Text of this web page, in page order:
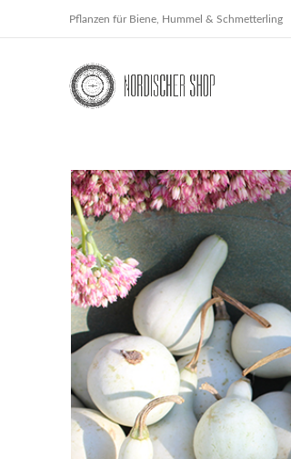
Pflanzen für Biene, Hummel & Schmetterling